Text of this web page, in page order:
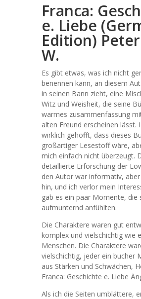
Franca:
e. Liebe
Edition)
W.
Es gibt etwas, was ich nicht
benennen kann, an diesem
in seinen Bann zieht, eine
Witz und Weisheit, die seine
warmes zusammenfassung
alten Freund erscheinen lässt.
wirklich gehofft, dass dieses
großartiger Lesestoff wäre,
mich einfach nicht überzeugt.
detaillierte Erforschung der
den Autor war informativ,
hin, und ich verlor mein
gab es ein paar Momente, die
aufmunternd anfühlten.
Die Charaktere waren gut
komplex und vielschichtig wie
Menschen. Die Charaktere
vielschichtig, jeder ein bucher
aus Stärken und Schwächen,
Franca: Geschichte e. Liebe
Als ich die Seiten umblättere,